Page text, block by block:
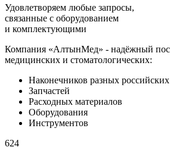
Удовлетворяем любые запросы,
связанные с оборудованием
и комплектующими
Компания «АлтынМед» - надёжный
медицинских и стоматологических:
Наконечников разных
Запчастей
Расходных материалов
Оборудования
Инструментов
624